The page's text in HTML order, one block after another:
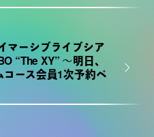
マーシブライブシア
“The XY” ～明日、
ース会員1次予約ペ